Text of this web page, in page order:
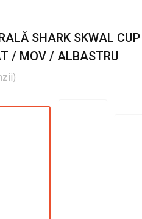
SHARK SKWAL
/ MOV / ALBASTRU
)